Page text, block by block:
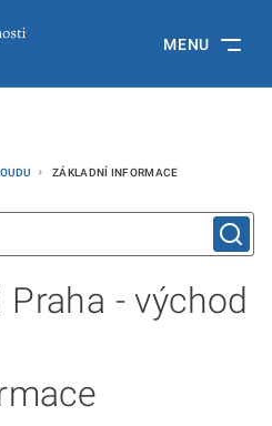
MENU
ZÁKLADNÍ INFORMACE
- východ